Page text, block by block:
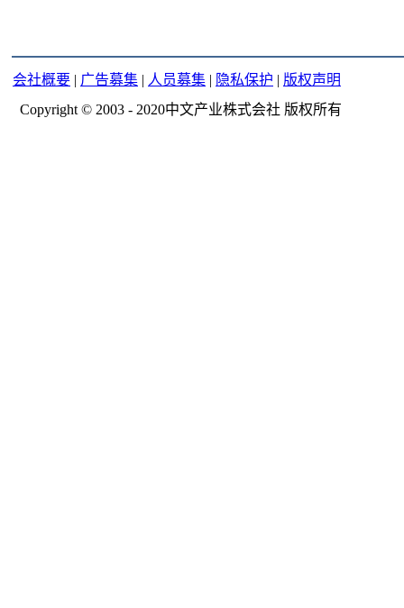
会社概要 | 广告募集 | 人员募集 | 隐私保护 | 版权声明
Copyright © 2003 - 2020中文产业株式会社 版权所有